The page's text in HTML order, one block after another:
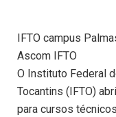
IFTO campus
Ascom IFTO
O Instituto Federal
Tocantins (IFTO)
para cursos